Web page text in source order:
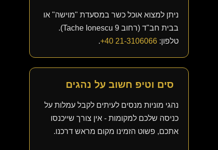
ניתן למצוא אוכל כשר במסעדת "מוישה" או
בבית חב"ד (רחוב Tache Ionescu 9).
טלפון: +40 21-3106066
.
סים וטיפ חשוב על נהגים
נהגי מוניות מנסים לעיתים לקבל עמלות על
כניסה שלכם למקומות - אין צורך שייכנסו
אתכם, פשוט הזמינו מקום מראש דרכנו.